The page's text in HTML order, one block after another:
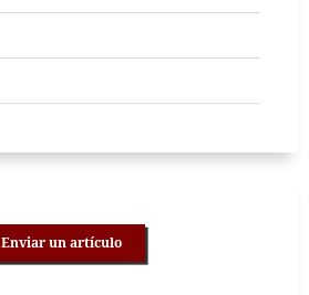
Enviar un artículo